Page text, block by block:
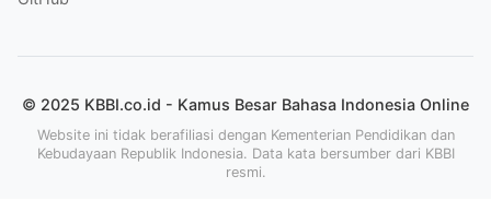
© 2025 KBBI.co.id - Kamus Besar Bahasa Indonesia Online
Website ini tidak berafiliasi dengan Kementerian Pendidikan dan
Kebudayaan Republik Indonesia. Data kata bersumber dari KBBI
resmi.